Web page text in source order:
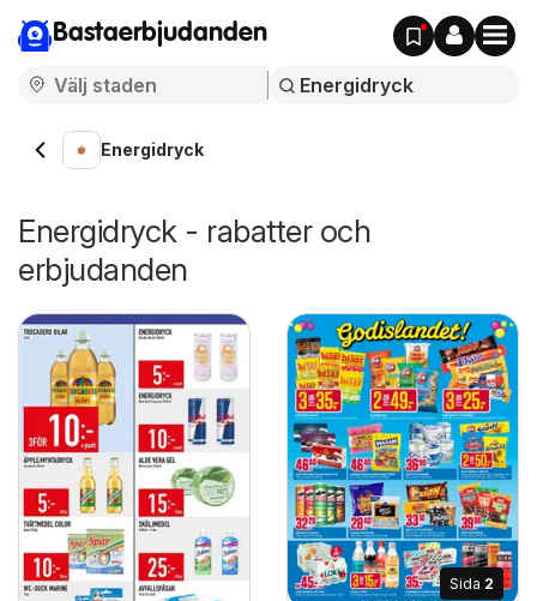
Bastaerbjudanden
Energidryck
Energidryck - rabatter och
erbjudanden
Sida 2